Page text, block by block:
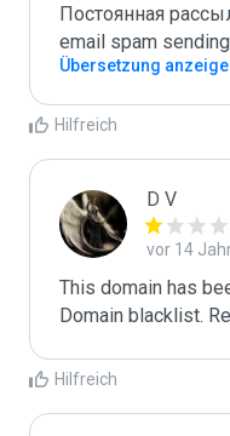
Постоянная
email spam
Übersetzung
Hilfreich
D V
vor 14
This domain has
Domain blacklist.
Hilfreich